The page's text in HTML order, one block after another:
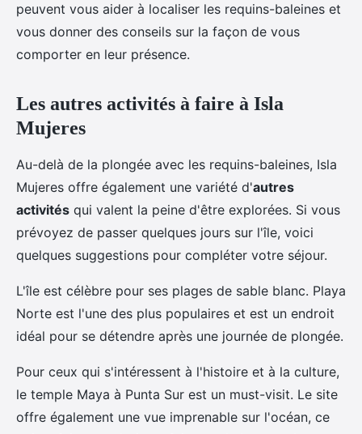
peuvent vous aider à localiser les requins-baleines et
vous donner des conseils sur la façon de vous
comporter en leur présence.
Les autres activités à faire à Isla
Mujeres
Au-delà de la plongée avec les requins-baleines, Isla
Mujeres offre également une variété d'autres
activités qui valent la peine d'être explorées. Si vous
prévoyez de passer quelques jours sur l'île, voici
quelques suggestions pour compléter votre séjour.
L'île est célèbre pour ses plages de sable blanc. Playa
Norte est l'une des plus populaires et est un endroit
idéal pour se détendre après une journée de plongée.
Pour ceux qui s'intéressent à l'histoire et à la culture,
le temple Maya à Punta Sur est un must-visit. Le site
offre également une vue imprenable sur l'océan, ce